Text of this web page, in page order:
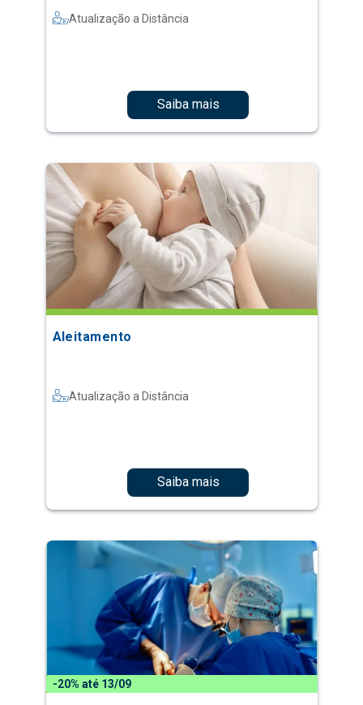
Atualização a Distância
Saiba mais
Aleitamento
Atualização a Distância
Saiba mais
-20% até 13/09